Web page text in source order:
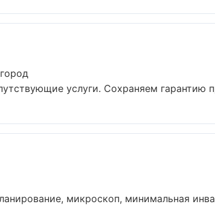
услуги. Сохраняем гарантию
микроскоп, минимальная